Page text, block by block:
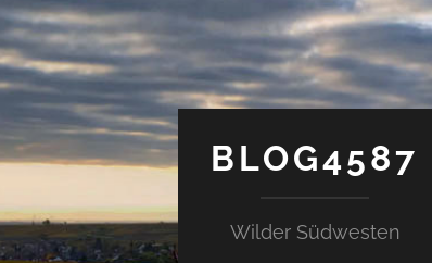
BLOG4587
Wilder Südwesten